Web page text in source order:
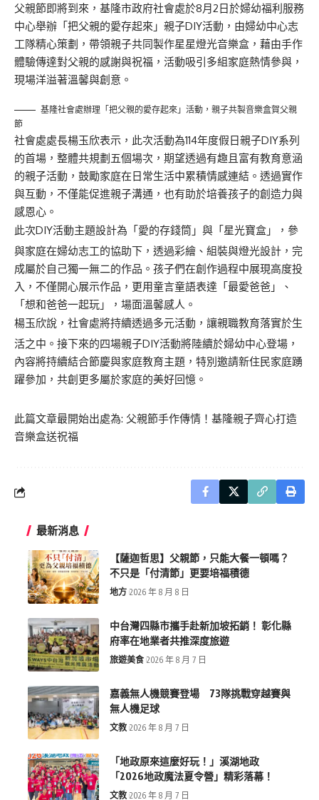
父親節即將到來，基隆市政府社會處於8月2日於婦幼福利服務
中心舉辦「把父親的愛存起來」親子DIY活動，由婦幼中心志
工隊精心策劃，帶領親子共同製作星星燈光音樂盒，藉由手作
體驗傳達對父親的感謝與祝福，活動吸引多組家庭熱情參與，
現場洋溢著溫馨與創意。
基隆社會處辦理「把父親的愛存起來」活動，親子共製音樂盒賀父親
節
社會處處長楊玉欣表示，此次活動為114年度假日親子DIY系列
的首場，整體共規劃五個場次，期望透過有趣且富有教育意涵
的親子活動，鼓勵家庭在日常生活中累積情感連結。透過實作
與互動，不僅能促進親子溝通，也有助於培養孩子的創造力與
感恩心。
此次DIY活動主題設計為「愛的存錢筒」與「星光寶盒」，參
與家庭在婦幼志工的協助下，透過彩繪、組裝與燈光設計，完
成屬於自己獨一無二的作品。孩子們在創作過程中展現高度投
入，不僅開心展示作品，更用童言童語表達「最愛爸爸」、
「想和爸爸一起玩」，場面溫馨感人。
楊玉欣說，社會處將持續透過多元活動，讓親職教育落實於生
活之中。接下來的四場親子DIY活動將陸續於婦幼中心登場，
內容將持續結合節慶與家庭教育主題，特別邀請新住民家庭踴
躍參加，共創更多屬於家庭的美好回憶。
此篇文章最開始出處為: 父親節手作傳情！基隆親子齊心打造
音樂盒送祝福
最新消息
【薩迦哲思】父親節，只能大餐一頓嗎？
不只是「付清節」更要培福積德
地方 2026 年 8 月 8 日
中台灣四縣市攜手赴新加坡拓銷！ 彰化縣
府率在地業者共推深度旅遊
旅遊美食 2026 年 8 月 7 日
嘉義無人機競賽登場 73隊挑戰穿越賽與
無人機足球
文教 2026 年 8 月 7 日
「地政原來這麼好玩！」溪湖地政
「2026地政魔法夏令營」精彩落幕！
文教 2026 年 8 月 7 日